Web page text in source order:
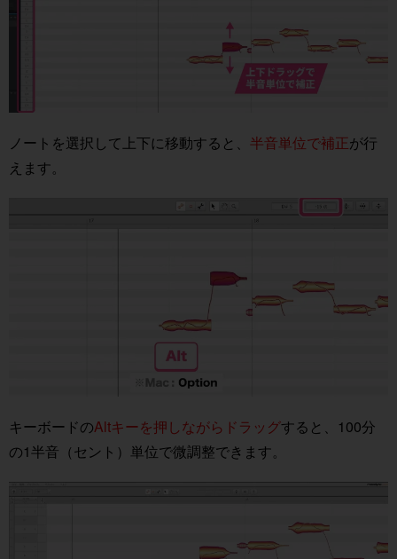
ノートを選択して上下に移動すると、 半音単位で補正が行
えます。
キーボードのAltキーを押しながらドラッグすると、100分
の1半音（セント）単位で微調整できます。